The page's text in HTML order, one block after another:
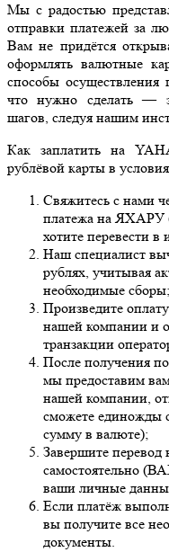
Мы с радостью
отправки платежей за
Вам не придётся
оформлять валютные
способы
что нужно сделать —
шагов, следуя нашим
Как заплатить на
рублёвой карты в
Свяжитесь с нами
платежа на ЯХАРУ
хотите перевести
Наш специалист
рублях, учитывая
необходимые сборы;
Произведите
нашей компании и
транзакции
После получения
мы предоставим
нашей компании,
сможете единожды
сумму в валюте);
Завершите
самостоятельно
ваши личные
Если платёж
вы получите все
документы.